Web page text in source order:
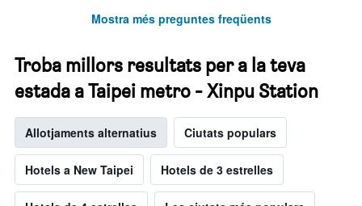
Mostra més preguntes freqüents
Troba millors resultats per a la teva
estada a Taipei metro - Xinpu Station
Allotjaments alternatius Ciutats populars
Hotels a New Taipei Hotels de 3 estrelles